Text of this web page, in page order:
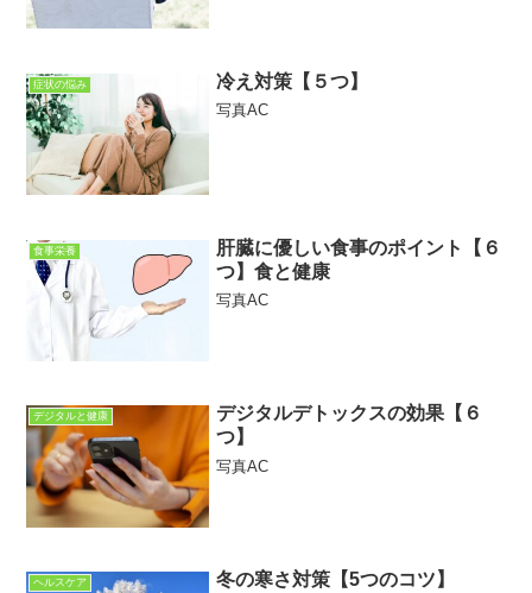
症状の悩み 冷え対策【５つ】
写真AC
食事栄養
肝臓に優しい食事のポイント【６
つ】食と健康
写真AC
デジタルと健康
デジタルデトックスの効果【６
つ】
写真AC
ヘルスケア 冬の寒さ対策【5つのコツ】